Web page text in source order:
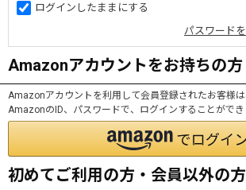
ログインしたままにする
パスワード
Amazonアカウントをお持ちの方
Amazonアカウントを利用して会員登録されたお客様は
AmazonのID、パスワードで、ログインすることができ
初めてご利用の方・会員以外の方